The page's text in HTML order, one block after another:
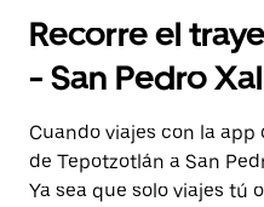
Recorre el
- San Pedro
Cuando viajes con la
de Tepotzotlán a San
Ya sea que solo viajes tú